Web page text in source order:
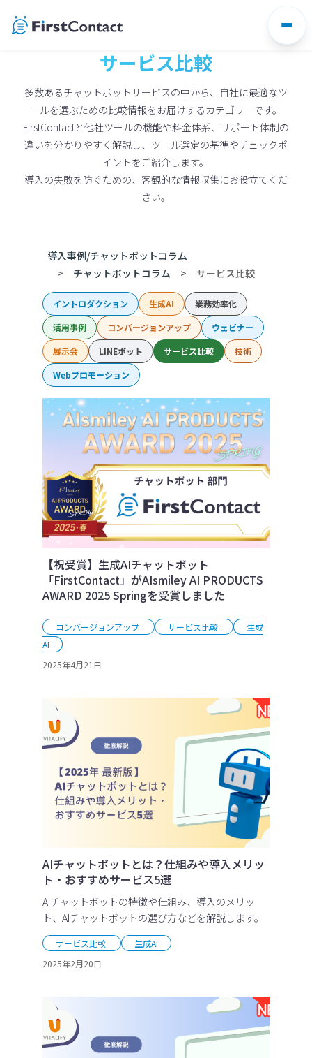
サービス比較
多数あるチャットボットサービスの中から、自社に最適なツ
ールを選ぶための比較情報をお届けするカテゴリーです。
FirstContactと他社ツールの機能や料金体系、サポート体制の
違いを分かりやすく解説し、ツール選定の基準やチェックポ
イントをご紹介します。
導入の失敗を防ぐための、客観的な情報収集にお役立てくだ
さい。
導入事例/チャットボットコラム
チャットボットコラム
サービス比較
イントロダクション 生成AI
業務効率化
活用事例
コンバージョンアップ
ウェビナー
展示会
LINEボット サービス比較
技術
Webプロモーション
【祝受賞】生成AIチャットボット
「FirstContact」がAIsmiley AI PRODUCTS
AWARD 2025 Springを受賞しました
コンバージョンアップ サービス比較
生成
AI
2025年4月21日
AIチャットボットとは？仕組みや導入メリッ
ト・おすすめサービス5選
AIチャットボットの特徴や仕組み、導入のメリッ
ト、AIチャットボットの選び方などを解説します。
サービス比較
生成AI
2025年2月20日